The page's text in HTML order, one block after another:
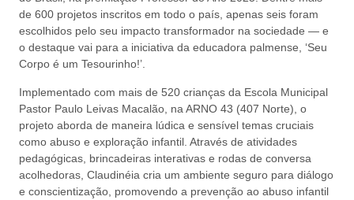
de 600 projetos inscritos em todo o país, apenas seis foram
escolhidos pelo seu impacto transformador na sociedade — e
o destaque vai para a iniciativa da educadora palmense, ‘Seu
Corpo é um Tesourinho!’.
Implementado com mais de 520 crianças da Escola Municipal
Pastor Paulo Leivas Macalão, na ARNO 43 (407 Norte), o
projeto aborda de maneira lúdica e sensível temas cruciais
como abuso e exploração infantil. Através de atividades
pedagógicas, brincadeiras interativas e rodas de conversa
acolhedoras, Claudinéia cria um ambiente seguro para diálogo
e conscientização, promovendo a prevenção ao abuso infantil